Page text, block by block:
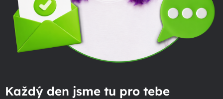
Každý den jsme tu pro tebe